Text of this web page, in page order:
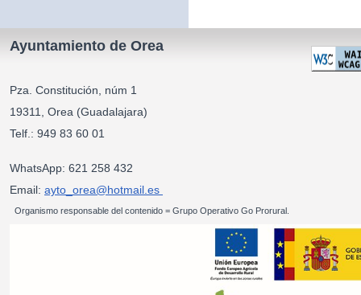
Ayuntamiento de Orea
Pza. Constitución, núm 1
19311, Orea (Guadalajara)
Telf.: 949 83 60 01
WhatsApp: 621 258 432
Email: ayto_orea@hotmail.es
Organismo responsable del contenido = Grupo Operativo Go Prorural.